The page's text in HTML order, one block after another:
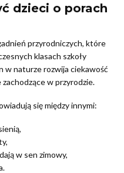
dzieci o porach
przyrodniczych, które
klasach szkoły
w naturze rozwija ciekawość
w przyrodzie.
się między innymi:
w sen zimowy,